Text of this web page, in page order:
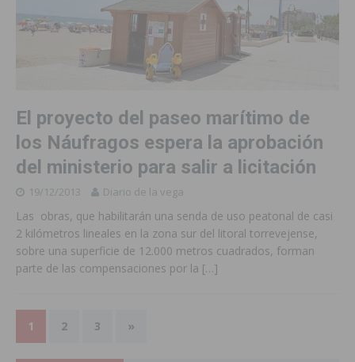
El proyecto del paseo marítimo de
los Náufragos espera la aprobación
del ministerio para salir a licitación
19/12/2013 Diario de la vega
Las obras, que habilitarán una senda de uso peatonal de casi
2 kilómetros lineales en la zona sur del litoral torrevejense,
sobre una superficie de 12.000 metros cuadrados, forman
parte de las compensaciones por la […]
1 2 3 »